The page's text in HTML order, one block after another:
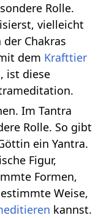
Rolle.
vielleicht
Chakras
dem Krafttier
ist diese
Im Tantra
Rolle. So gibt
ein Yantra.
Figur,
Formen,
Weise,
kannst.